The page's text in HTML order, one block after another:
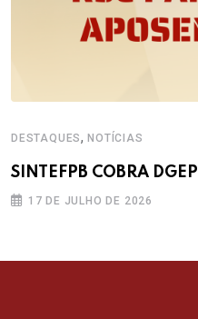
DESTAQUES,NOTÍCIAS
SINTEFPB COBRA DGEP
17 DE JULHO DE 2026